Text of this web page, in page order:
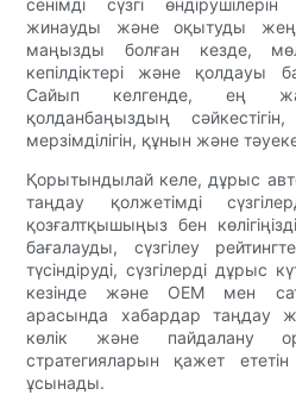
сенімді сүзгі
жинауды және оқытуды
маңызды болған кезде,
кепілдіктері және қолдауы
Сайып келгенде, ең
қолданбаңыздың
мерзімділігін, құнын және
Қорытындылай келе, дұрыс
таңдау қолжетімді
қозғалтқышыңыз бен
бағалауды, сүзгілеу
түсіндіруді, сүзгілерді дұрыс
кезінде және OEM мен
арасында хабардар таңдау
көлік және пайдалану
стратегияларын қажет
ұсынады.